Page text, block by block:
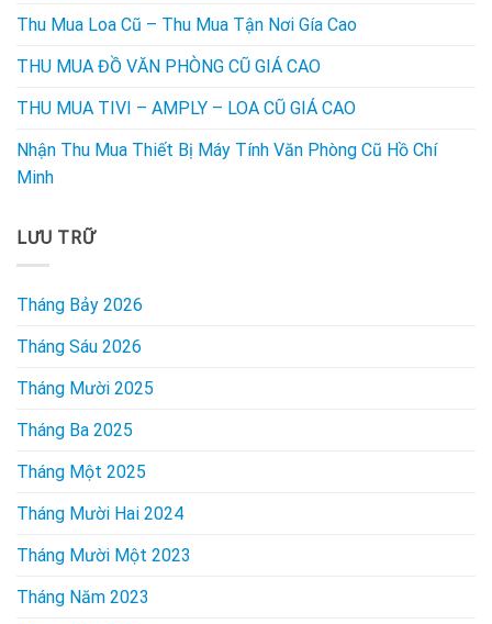
Thu Mua Loa Cũ – Thu Mua Tận Nơi Gía Cao
THU MUA ĐỒ VĂN PHÒNG CŨ GIÁ CAO
THU MUA TIVI – AMPLY – LOA CŨ GIÁ CAO
Nhận Thu Mua Thiết Bị Máy Tính Văn Phòng Cũ Hồ Chí
Minh
LƯU TRỮ
Tháng Bảy 2026
Tháng Sáu 2026
Tháng Mười 2025
Tháng Ba 2025
Tháng Một 2025
Tháng Mười Hai 2024
Tháng Mười Một 2023
Tháng Năm 2023